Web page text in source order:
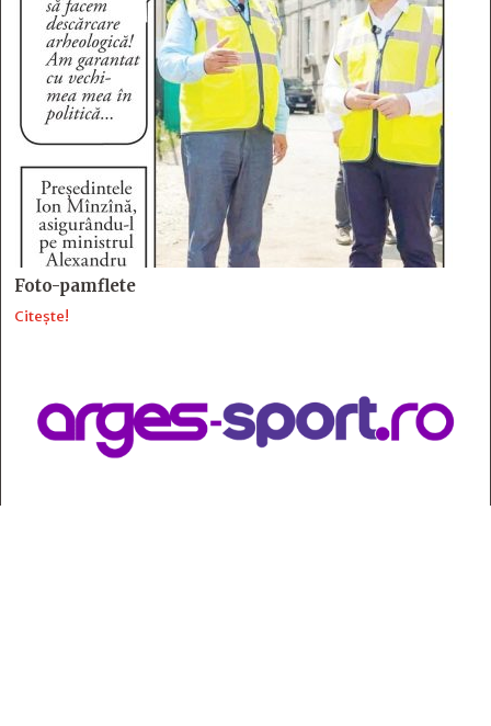
Foto-pamflete
Citește!